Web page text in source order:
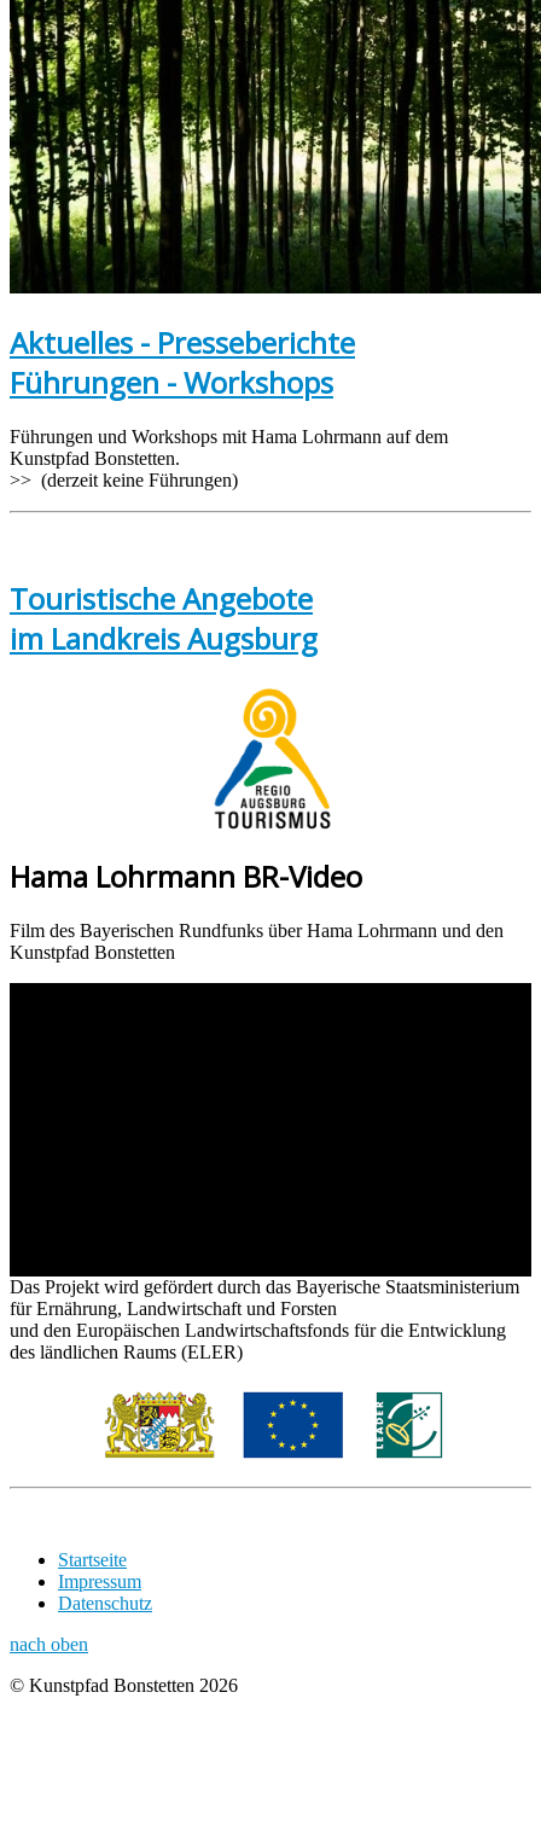
Aktuelles - Presseberichte
Führungen - Workshops
Führungen und Workshops mit Hama Lohrmann auf dem
Kunstpfad Bonstetten.
>> (derzeit keine Führungen)
Touristische Angebote
im Landkreis Augsburg
Hama Lohrmann BR-Video
Film des Bayerischen Rundfunks über Hama Lohrmann und den
Kunstpfad Bonstetten
Das Projekt wird gefördert durch das Bayerische Staatsministerium
für Ernährung, Landwirtschaft und Forsten
und den Europäischen Landwirtschaftsfonds für die Entwicklung
des ländlichen Raums (ELER)
Startseite
Impressum
Datenschutz
nach oben
© Kunstpfad Bonstetten 2026